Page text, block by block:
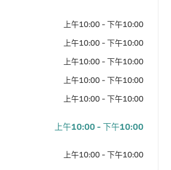
上午10:00 - 下午10:00
上午10:00 - 下午10:00
上午10:00 - 下午10:00
上午10:00 - 下午10:00
上午10:00 - 下午10:00
上午10:00 - 下午10:00
上午10:00 - 下午10:00